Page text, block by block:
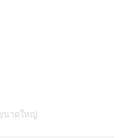
นาดใหญ่